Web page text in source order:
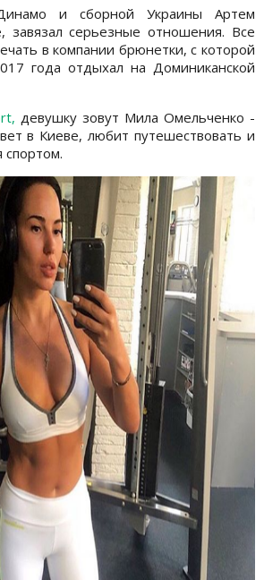
и сборной Украины Артем
завязал серьезные отношения. Все
в компании брюнетки, с которой
года отдыхал на Доминиканской
девушку зовут Мила Омельченко -
в Киеве, любит путешествовать и
спортом.